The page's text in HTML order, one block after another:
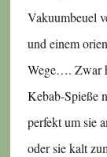
Vakuumbeuel
und einem
Wege…. Zwar
Kebab-Spieße
perfekt um sie
oder sie kalt